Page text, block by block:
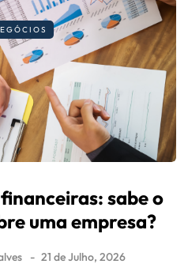
sabe o
uma empresa?
21 de Julho, 2026